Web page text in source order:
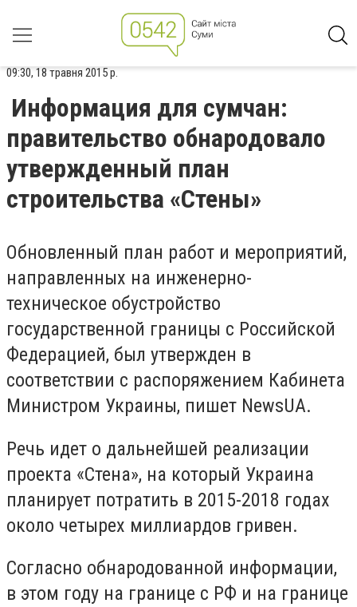
09:30, 18 травня 2015 р.
Информация для сумчан:
правительство обнародовало
утвержденный план
строительства «Стены»
Обновленный план работ и мероприятий,
направленных на инженерно-
техническое обустройство
государственной границы с Российской
Федерацией, был утвержден в
соответствии с распоряжением Кабинета
Министром Украины, пишет NewsUA.
Речь идет о дальнейшей реализации
проекта «Стена», на который Украина
планирует потратить в 2015-2018 годах
около четырех миллиардов гривен.
Согласно обнародованной информации,
в этом году на границе с РФ и на границе